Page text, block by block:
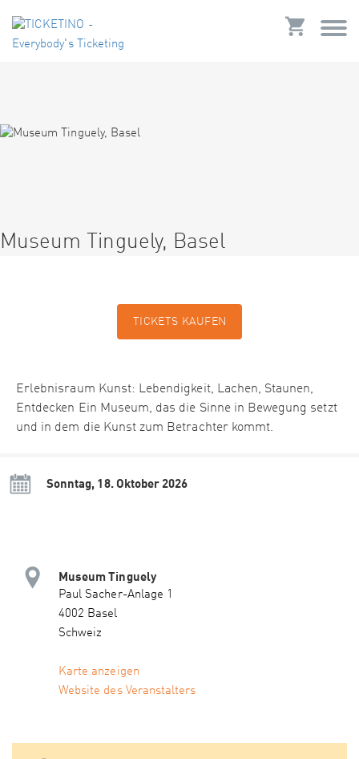
Museum Tinguely, Basel
TICKETS KAUFEN
Erlebnisraum Kunst: Lebendigkeit, Lachen, Staunen,
Entdecken Ein Museum, das die Sinne in Bewegung setzt
und in dem die Kunst zum Betrachter kommt.
Sonntag, 18. Oktober 2026
Museum Tinguely
Paul Sacher-Anlage 1
4002 Basel
Schweiz
Karte anzeigen
Website des Veranstalters